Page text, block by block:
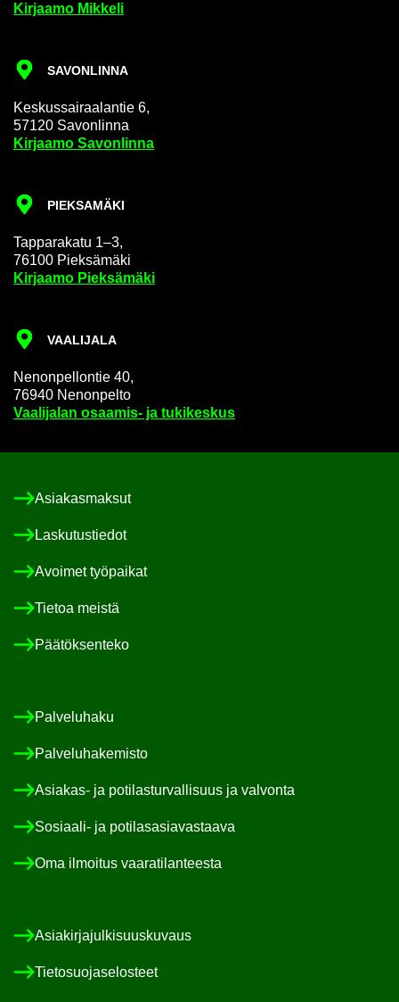
Kir­jaa­mo Mik­ke­li
SA­VON­LIN­NA
Kes­kus­sai­raa­lan­tie 6,
57120 Sa­von­lin­na
Kir­jaa­mo Sa­von­lin­na
PIEK­SA­MÄ­KI
Tap­pa­ra­ka­tu 1–3,
76100 Piek­sä­mä­ki
Kir­jaa­mo Piek­sä­mä­ki
VAA­LI­JA­LA
Ne­non­pel­lon­tie 40,
76940 Ne­non­pel­to
Vaa­li­ja­lan osaamis-​ ja tu­ki­kes­kus
Asia­kas­mak­sut
Las­ku­tus­tie­dot
Avoi­met työ­pai­kat
Tie­toa meis­tä
Pää­tök­sen­te­ko
Pal­ve­lu­ha­ku
Pal­ve­lu­ha­ke­mis­to
Asiakas-​ ja po­ti­las­tur­val­li­suus ja val­von­ta
Sosiaali-​ ja po­ti­las­asia­vas­taa­va
Oma il­moi­tus vaa­ra­ti­lan­tees­ta
Asia­kir­ja­jul­ki­suus­ku­vaus
Tie­to­suo­ja­se­los­teet